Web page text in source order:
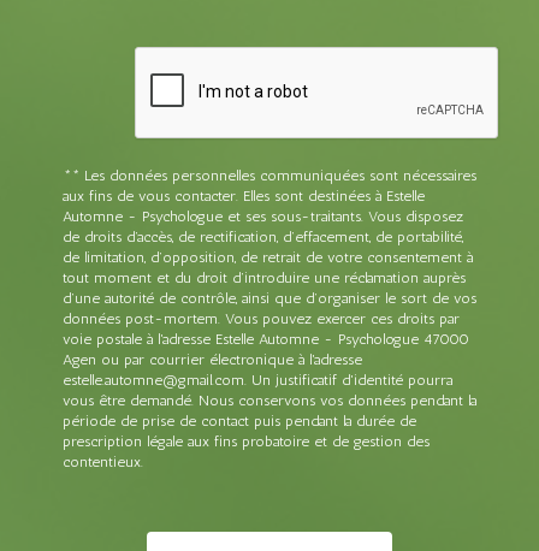
** Les données personnelles communiquées sont nécessaires
aux fins de vous contacter. Elles sont destinées à Estelle
Automne - Psychologue et ses sous-traitants. Vous disposez
de droits d’accès, de rectification, d’effacement, de portabilité,
de limitation, d’opposition, de retrait de votre consentement à
tout moment et du droit d’introduire une réclamation auprès
d’une autorité de contrôle, ainsi que d’organiser le sort de vos
données post-mortem. Vous pouvez exercer ces droits par
voie postale à l'adresse Estelle Automne - Psychologue 47000
Agen ou par courrier électronique à l'adresse
estelle.automne@gmail.com. Un justificatif d'identité pourra
vous être demandé. Nous conservons vos données pendant la
période de prise de contact puis pendant la durée de
prescription légale aux fins probatoire et de gestion des
contentieux.